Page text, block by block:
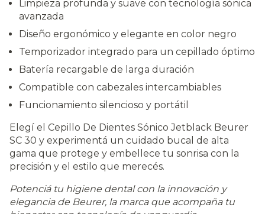
Limpieza profunda y suave con tecnología sónica
avanzada
Diseño ergonómico y elegante en color negro
Temporizador integrado para un cepillado óptimo
Batería recargable de larga duración
Compatible con cabezales intercambiables
Funcionamiento silencioso y portátil
Elegí el Cepillo De Dientes Sónico Jetblack Beurer
SC 30 y experimentá un cuidado bucal de alta
gama que protege y embellece tu sonrisa con la
precisión y el estilo que merecés.
Potenciá tu higiene dental con la innovación y
elegancia de Beurer, la marca que acompaña tu